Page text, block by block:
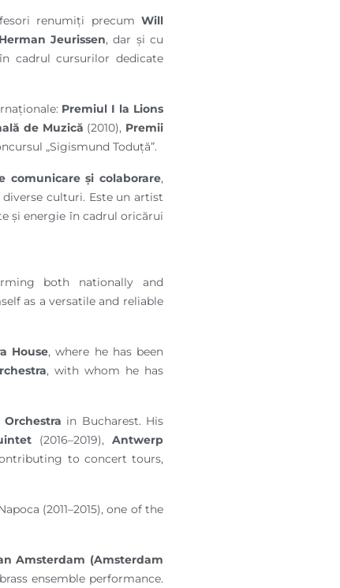
renumiți precum Will
Herman Jeurissen, dar și cu
cadrul cursurilor dedicate
Premiul I la Lions
de Muzică (2010), Premii
„Sigismund Toduță”.
comunicare și colaborare,
culturi. Este un artist
și energie în cadrul oricărui
both nationally and
as a versatile and reliable
House, where he has been
, with whom he has
in Bucharest. His
(2016–2019), Antwerp
to concert tours,
(2011–2015), one of the
Amsterdam (Amsterdam
ensemble performance.